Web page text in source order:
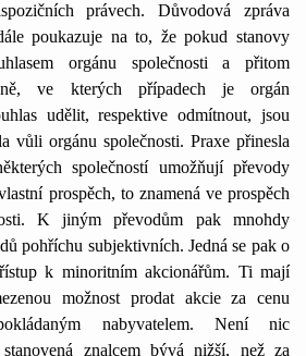
právech. Důvodová zpráva
poukazuje na to, že pokud stanovy
orgánu společnosti a přitom
ve kterých případech je orgán
udělit, respektive odmítnout, jsou
vůli orgánu společnosti. Praxe přinesla
společností umožňují převody
prospěch, to znamená ve prospěch
K jiným převodům pak mnohdy
pohříchu subjektivních. Jedná se pak o
k minoritním akcionářům. Ti mají
možnost prodat akcie za cenu
nabyvatelem. Není nic
znalcem bývá nižší, než za